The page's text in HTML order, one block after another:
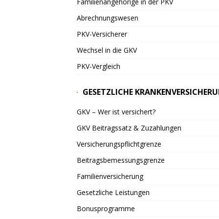
Abrechnungswesen
PKV-Versicherer
Wechsel in die GKV
PKV-Vergleich
GESETZLICHE
GKV – Wer ist versichert?
GKV Beitragssatz & Zuzahlungen
Versicherungspflichtgrenze
Beitragsbemessungsgrenze
Familienversicherung
Gesetzliche Leistungen
Bonusprogramme